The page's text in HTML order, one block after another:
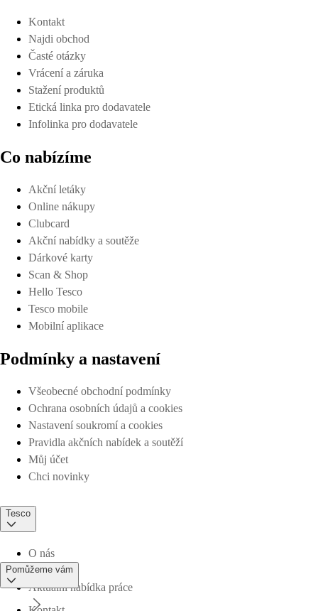
Kontakt
Najdi obchod
Časté otázky
Vrácení a záruka
Stažení produktů
Etická linka pro dodavatele
Infolinka pro dodavatele
Co nabízíme
Akční letáky
Online nákupy
Clubcard
Akční nabídky a soutěže
Dárkové karty
Scan & Shop
Hello Tesco
Tesco mobile
Mobilní aplikace
Podmínky a nastavení
Všeobecné obchodní podmínky
Ochrana osobních údajů a cookies
Nastavení soukromí a cookies
Pravidla akčních nabídek a soutěží
Můj účet
Chci novinky
Tesco
O nás
Aktuální nabídka práce
Pomůžeme vám